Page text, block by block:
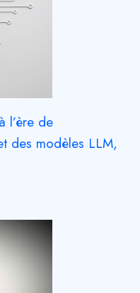
l’ère de
des modèles LLM,